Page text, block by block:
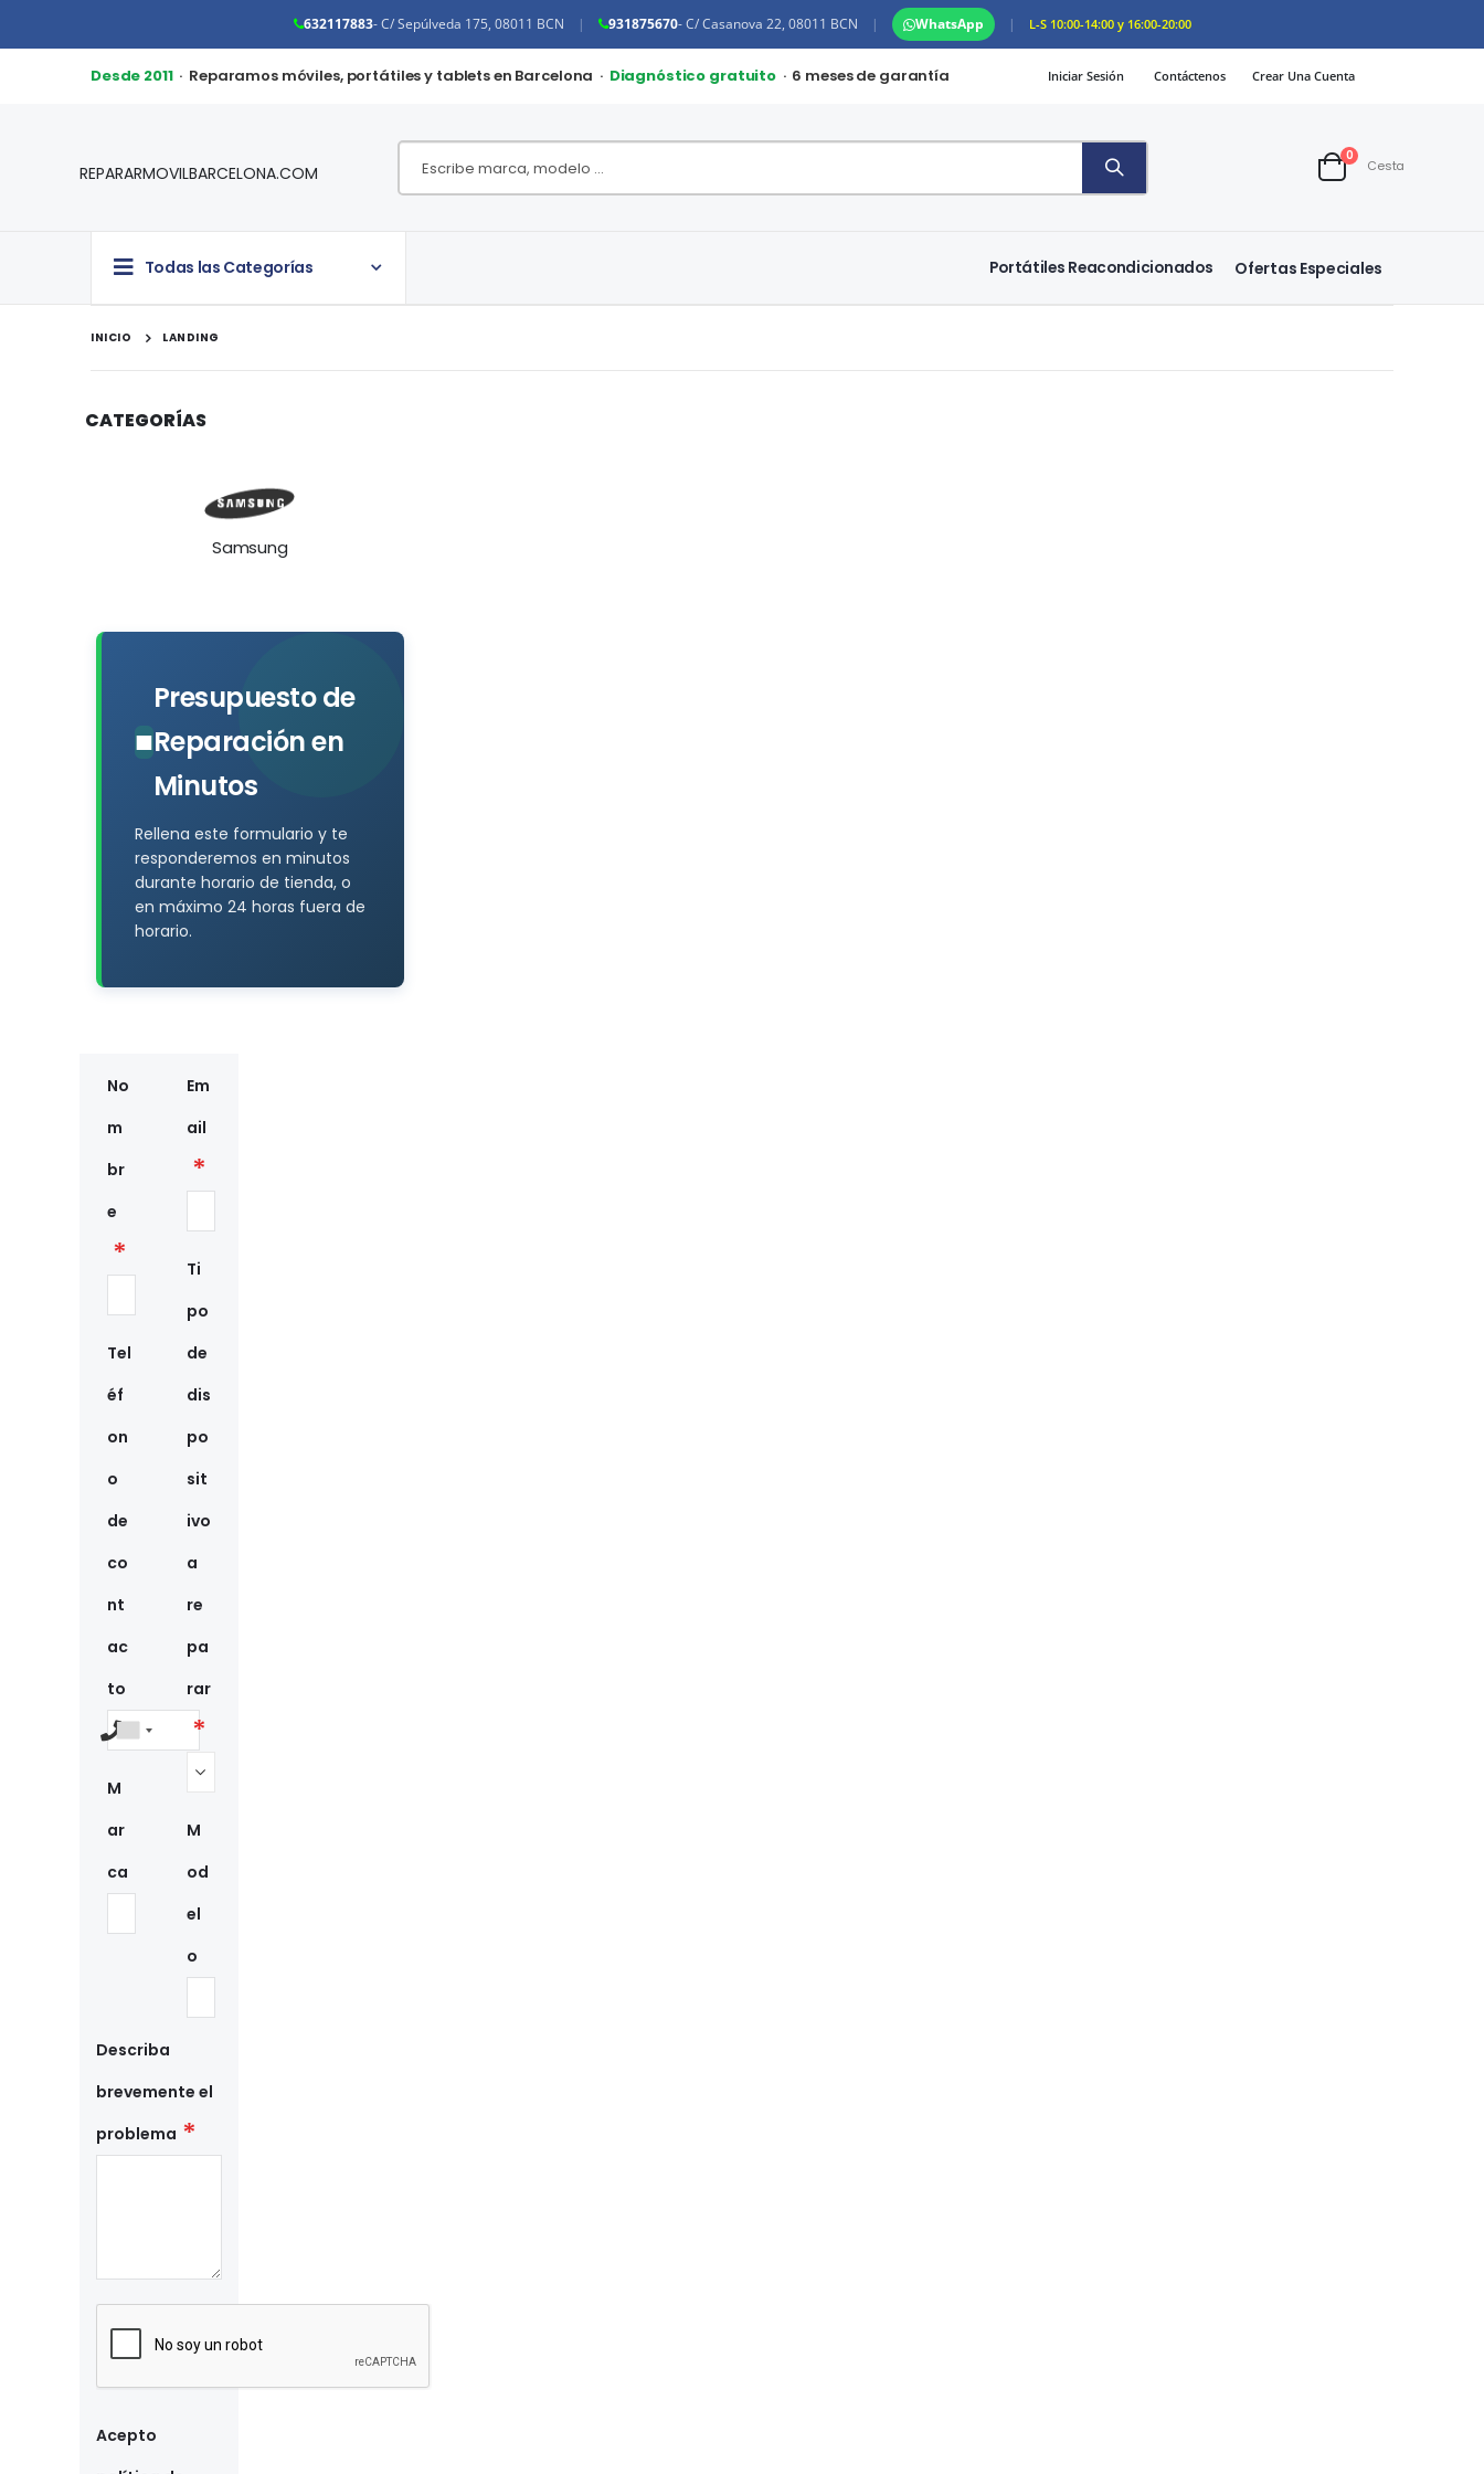
632117883- C/ Sepúlveda 175, 08011 BCN | 931875670- C/ Casanova 22, 08011 BCN | WhatsApp | L-S 10:00-14:00 y 16:00-20:00
Desde 2011· Reparamos móviles, portátiles y tablets en Barcelona · Diagnóstico gratuito · 6 meses de garantía Iniciar Sesión Contáctenos Crear Una Cuenta
REPARARMOVILBARCELONA.COM Cart
0artículos
Cesta
Todas las Categorías Portátiles Reacondicionados Ofertas Especiales
INICIO LANDING
CATEGORÍAS
Samsung
■
Presupuesto de
Reparación en
Minutos
Rellena este formulario y te
responderemos en minutos
durante horario de tienda, o
en máximo 24 horas fuera de
horario.
No
m
br
e
Tel
éf
on
o
de
co
nt
ac
to
M
ar
ca
Em
ail
Ti
po
de
dis
po
sit
ivo
a
re
pa
rar
M
od
el
o
Describa
brevemente el
problema
Acepto